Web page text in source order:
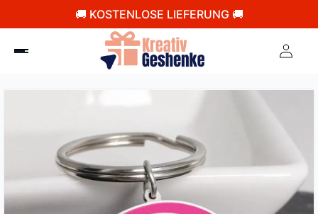
🚚 KOSTENLOSE LIEFERUNG 🚚